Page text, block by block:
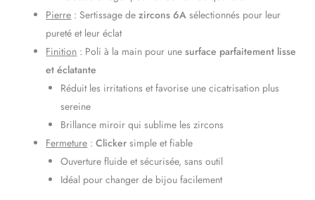
Pierre : Sertissage dezircons 6A sélectionnés pour leur
pureté et leur éclat
Finition : Poli à la main pour unesurface parfaitement lisse
et éclatante
Réduit les irritations et favorise une cicatrisation plus
sereine
Brillance miroir qui sublime les zircons
Fermeture :Clicker simple et fiable
Ouverture fluide et sécurisée, sans outil
Idéal pour changer de bijou facilement